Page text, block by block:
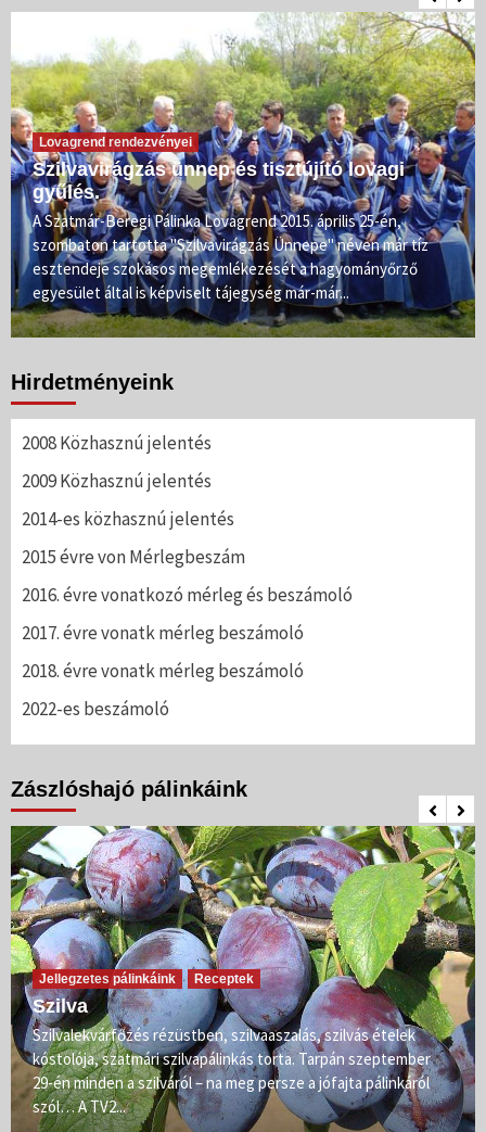
Lovagrend rendezvényei
Szilvavirágzás ünnep és tisztújító lovagi
gyűlés.
A Szatmár-Beregi Pálinka Lovagrend 2015. április 25-én,
szombaton tartotta "Szilvavirágzás Ünnepe" néven már tíz
esztendeje szokásos megemlékezését a hagyományőrző
egyesület által is képviselt tájegység már-már...
Hirdetményeink
2008 Közhasznú jelentés
2009 Közhasznú jelentés
2014-es közhasznú jelentés
2015 évre von Mérlegbeszám
2016. évre vonatkozó mérleg és beszámoló
2017. évre vonatk mérleg beszámoló
2018. évre vonatk mérleg beszámoló
2022-es beszámoló
Zászlóshajó pálinkáink
Jellegzetes pálinkáink Receptek
Szilva
Szilvalekvárfőzés rézüstben, szilvaaszalás, szilvás ételek
kóstolója, szatmári szilvapálinkás torta. Tarpán szeptember
29-én minden a szilváról – na meg persze a jófajta pálinkáról
szól… A TV2...